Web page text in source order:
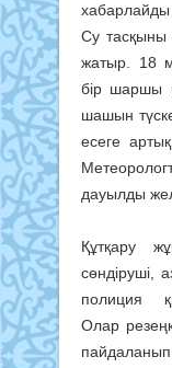
хабарлайды
Су тасқыны
жатыр. 18
бір шаршы
шашын
есеге
дауылды
Құтқару
сөндіруші,
полиция
Олар